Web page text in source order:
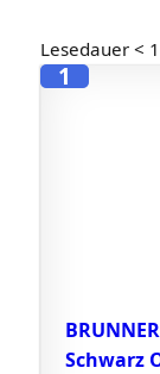
Lesedauer < 1
1
Schwarz